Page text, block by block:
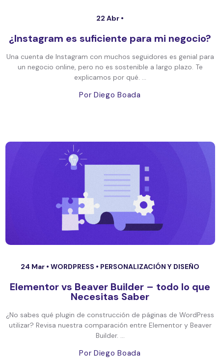
22 Abr •
¿Instagram es suficiente para mi negocio?
Una cuenta de Instagram con muchos seguidores es genial para
un negocio online, pero no es sostenible a largo plazo. Te
explicamos por qué. ...
Por Diego Boada
24 Mar • WORDPRESS • PERSONALIZACIÓN Y DISEÑO
Elementor vs Beaver Builder – todo lo que
Necesitas Saber
¿No sabes qué plugin de construcción de páginas de WordPress
utilizar? Revisa nuestra comparación entre Elementor y Beaver
Builder. ...
Por Diego Boada